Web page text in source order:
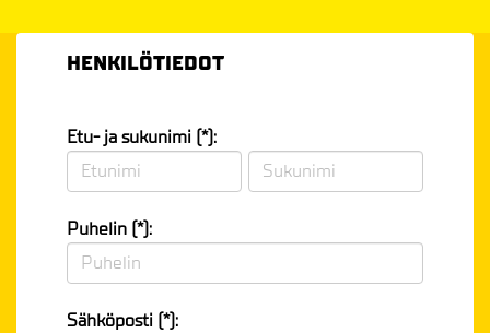
HENKILÖTIEDOT
Etu- ja sukunimi (*):
Puhelin (*):
Sähköposti (*):